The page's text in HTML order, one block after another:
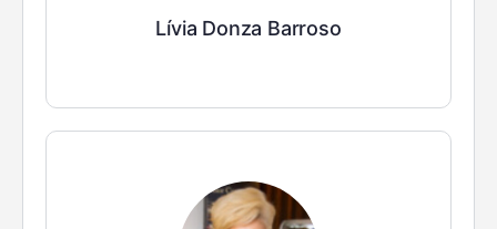
Lívia Donza Barroso